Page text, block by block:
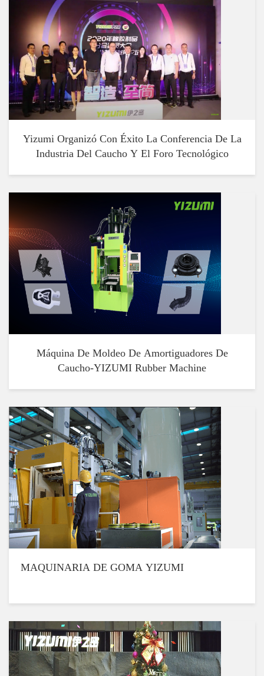
Yizumi Organizó Con Éxito La Conferencia De La
Industria Del Caucho Y El Foro Tecnológico
Máquina De Moldeo De Amortiguadores De
Caucho-YIZUMI Rubber Machine
MAQUINARIA DE GOMA YIZUMI